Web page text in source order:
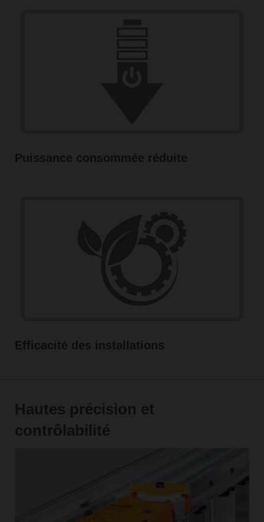
Puissance consommée réduite
Efficacité des installations
Hautes précision et
contrôlabilité